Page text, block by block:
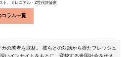
ト、ミレニアル・Z世代評論家
コラム一覧
の若者を取材。 彼らとの対話から得たフレッシュ
いインサイトをもとに、変貌する米国社会を伝え